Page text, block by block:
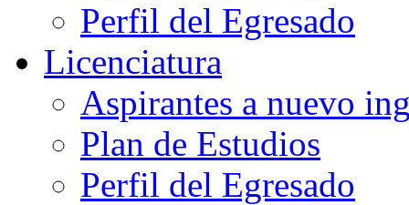
Perfil del Egresado
Licenciatura
Aspirantes a nuevo
Plan de Estudios
Perfil del Egresado